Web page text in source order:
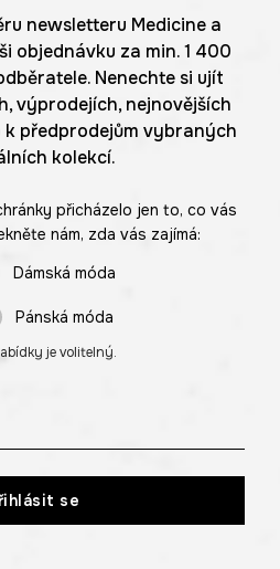
newsletteru Medicine a
objednávku za min. 1 400
Nenechte si ujít
výprodejích, nejnovějších
předprodejům vybraných
kolekcí.
přicházelo jen to, co vás
nám, zda vás zajímá:
Dámská móda
Pánská móda
je volitelný.
se